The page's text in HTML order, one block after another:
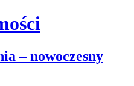
– nowoczesny